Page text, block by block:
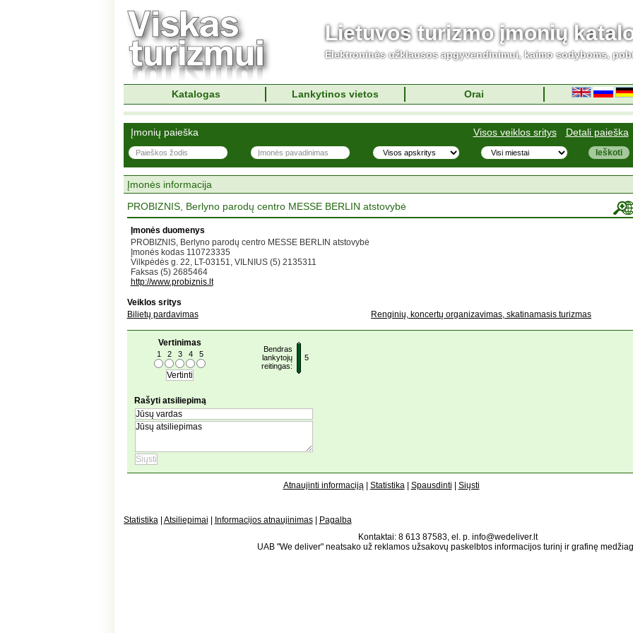
Lietuvos turizmo įmonių
Elektroninės užklausos apgyvendinimui, kaimo sodyboms,
Katalogas Lankytinos vietos Orai
Visos veiklos sritys Detali paieška
Įmonių paieška
Įmonės informacija
PROBIZNIS, Berlyno parodų centro MESSE BERLIN atstovybė
Įmonės duomenys
PROBIZNIS, Berlyno parodų centro MESSE BERLIN atstovybė
Įmonės kodas 110723335
Vilkpėdės g. 22, LT-03151, VILNIUS (5) 2135311
Faksas (5) 2685464
http://www.probiznis.lt
Veiklos sritys
Bilietų pardavimas
Renginių, koncertų organizavimas, skatinamasis turizmas
Vertinimas
1 2 3 4 5
Bendras
lankytojų
reitingas:
5
Rašyti atsiliepimą
Atnaujinti informaciją| Statistika| Spausdinti Siųsti
Statistika Atsiliepimai Informacijos atnaujinimas|
Pagalba
Kontaktai: 8 613 87583, el. p. info@wedeliver.lt
UAB "We deliver" neatsako už reklamos užsakovų paskelbtos informacijos turinį ir grafinę